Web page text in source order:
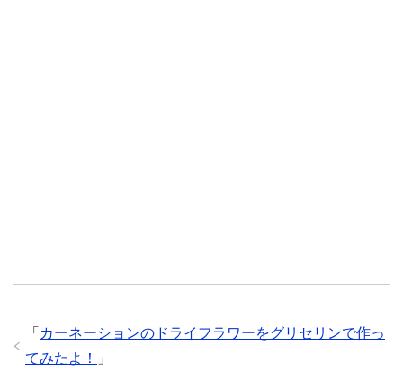
「 カーネーションのドライフラワーをグリセリンで作っ
てみたよ！
」